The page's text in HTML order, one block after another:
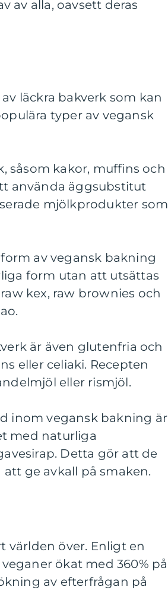
av alla, oavsett deras
läckra bakverk som kan
typer av vegansk
såsom kakor, muffins och
använda äggsubstitut
mjölkprodukter som
av vegansk bakning
form utan att utsättas
kex, raw brownies och
är även glutenfria och
eller celiaki. Recepten
eller rismjöl.
inom vegansk bakning är
med naturliga
Detta gör att de
ge avkall på smaken.
världen över. Enligt en
ökat med 360% på
av efterfrågan på